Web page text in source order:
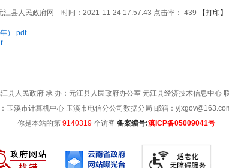
江县人民政府网 时间：2021-11-24 17:57:43 点击率： 439 【打印】
）.pdf
县人民政府 承 办：元江县人民政府办公室 元江县经济技术信息中心
玉溪市计算机中心 玉溪市电信分公司数据分局 邮箱：
你是本站的第 9140319 个访客 备案编号:滇ICP备05009041号